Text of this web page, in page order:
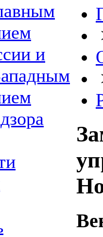
и